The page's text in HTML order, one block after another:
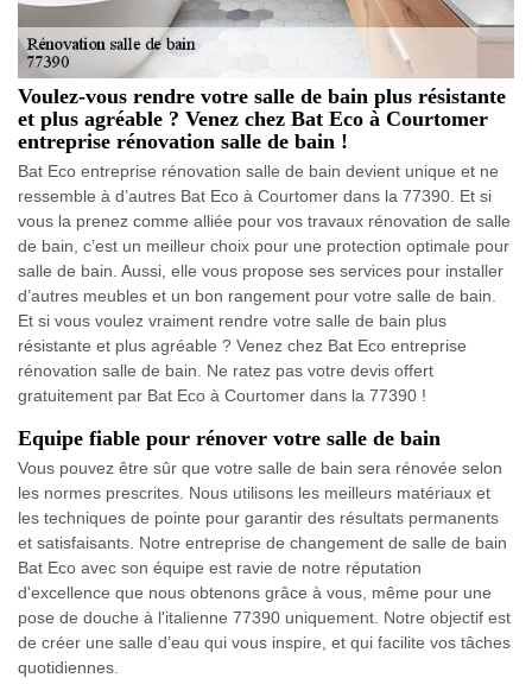
Voulez-vous rendre votre salle de bain plus résistante
et plus agréable ? Venez chez Bat Eco à Courtomer
entreprise rénovation salle de bain !
Bat Eco entreprise rénovation salle de bain devient unique et ne
ressemble à d’autres Bat Eco à Courtomer dans la 77390. Et si
vous la prenez comme alliée pour vos travaux rénovation de salle
de bain, c’est un meilleur choix pour une protection optimale pour
salle de bain. Aussi, elle vous propose ses services pour installer
d’autres meubles et un bon rangement pour votre salle de bain.
Et si vous voulez vraiment rendre votre salle de bain plus
résistante et plus agréable ? Venez chez Bat Eco entreprise
rénovation salle de bain. Ne ratez pas votre devis offert
gratuitement par Bat Eco à Courtomer dans la 77390 !
Equipe fiable pour rénover votre salle de bain
Vous pouvez être sûr que votre salle de bain sera rénovée selon
les normes prescrites. Nous utilisons les meilleurs matériaux et
les techniques de pointe pour garantir des résultats permanents
et satisfaisants. Notre entreprise de changement de salle de bain
Bat Eco avec son équipe est ravie de notre réputation
d'excellence que nous obtenons grâce à vous, même pour une
pose de douche à l'italienne 77390 uniquement. Notre objectif est
de créer une salle d’eau qui vous inspire, et qui facilite vos tâches
quotidiennes.